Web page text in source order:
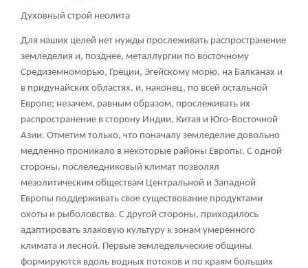
Духовный строй неолита
Для наших целей нет нужды прослеживать распространение
земледелия и, позднее, металлургии по восточному
Средиземноморью, Греции, Эгейскому морю, на Балканах и
в придунайских областях, и, наконец, по всей остальной
Европе; незачем, равным образом, прослеживать их
распространение в сторону Индии, Китая и Юго-Восточной
Азии. Отметим только, что поначалу земледелие довольно
медленно проникало в некоторые районы Европы. С одной
стороны, послеледниковый климат позволял
мезолитическим обществам Центральной и Западной
Европы поддерживать свое существование продуктами
охоты и рыболовства. С другой стороны, приходилось
адаптировать злаковую культуру к зонам умеренного
климата и лесной. Первые земледельческие общины
формируются вдоль водных потоков и по краям больших